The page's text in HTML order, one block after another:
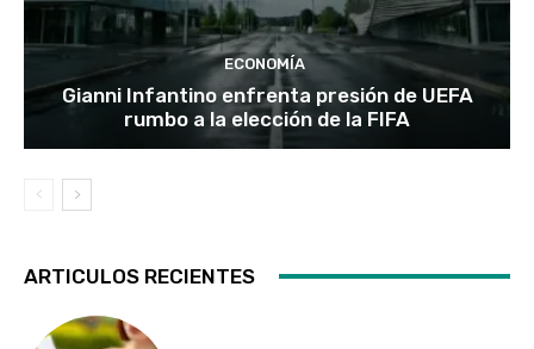
ECONOMÍA
Gianni Infantino enfrenta presión de UEFA
rumbo a la elección de la FIFA
ARTICULOS RECIENTES